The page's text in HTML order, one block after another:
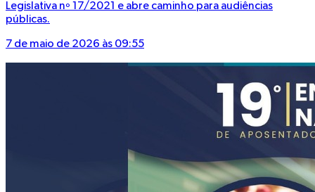
Legislativa nº 17/2021 e abre caminho para audiências
públicas.
7 de maio de 2026 às 09:55